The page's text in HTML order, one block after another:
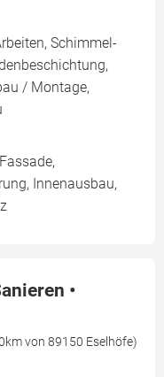
Schimmel-
/ Montage,
Innenausbau,
•
von 89150 Eselhöfe)